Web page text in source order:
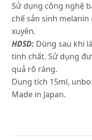
Sử dụng công nghệ
chế sản sinh
xuyên.
HDSD: Dùng sau khi
tinh chất. Sử dụng
quả rõ ràng.
Dung tích 15ml,
Made in Japan.